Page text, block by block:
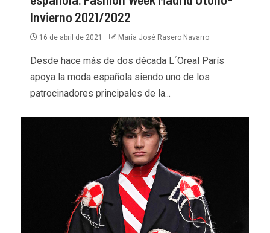
Invierno 2021/2022
16 de abril de 2021 María José Rasero Navarro
Desde hace más de dos década L´Oreal París
apoya la moda española siendo uno de los
patrocinadores principales de la...